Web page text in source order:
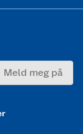
Meld meg på